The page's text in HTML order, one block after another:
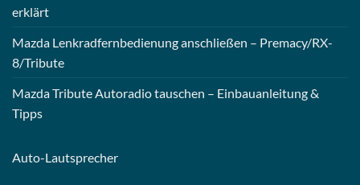
erklärt
Mazda Lenkradfernbedienung anschließen – Premacy/RX-
8/Tribute
Mazda Tribute Autoradio tauschen – Einbauanleitung &
Tipps
Auto-Lautsprecher